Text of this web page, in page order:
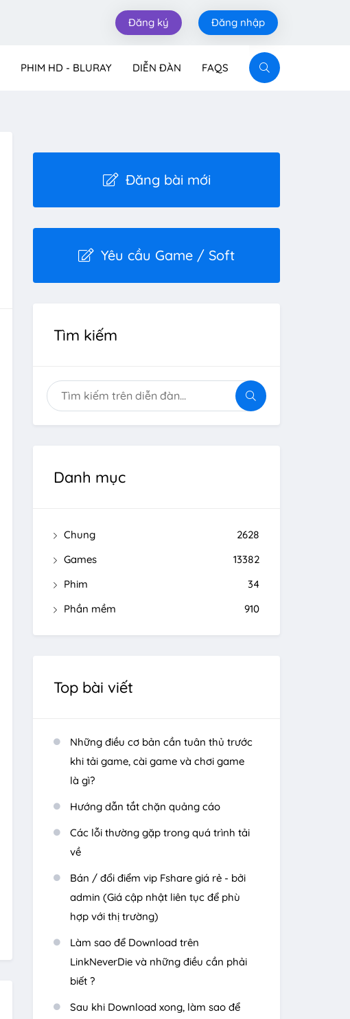
Đăng ký Đăng nhập
PHIM HD - BLURAY DIỄN ĐÀN FAQS
Đăng bài mới
Yêu cầu Game / Soft
Tìm kiếm
Danh mục
Chung
2628
Games
13382
Phim
34
Phần mềm
910
Top bài viết
Những điều cơ bản cần tuân thủ trước
khi tải game, cài game và chơi game
là gì?
Hướng dẫn tắt chặn quảng cáo
Các lỗi thường gặp trong quá trình tải
về
Bán / đổi điểm vip Fshare giá rẻ - bởi
admin (Giá cập nhật liên tục để phù
hợp với thị trường)
Làm sao để Download trên
LinkNeverDie và những điều cần phải
biết ?
Sau khi Download xong, làm sao để